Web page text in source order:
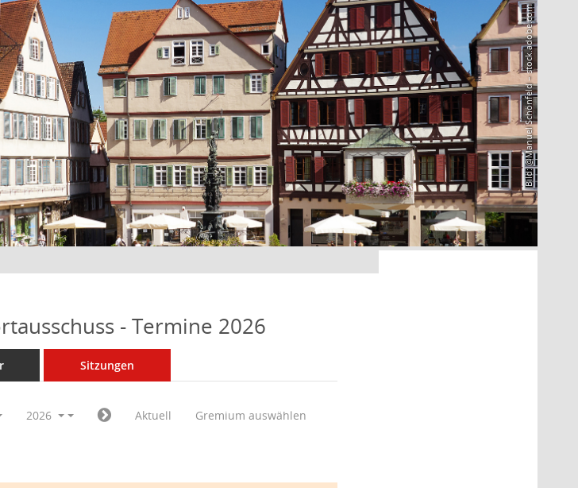
Bild: @Manuel Schönfeld – stock.adobe.com
- Termine 2026
Sitzungen
2026 Aktuell Gremium auswählen